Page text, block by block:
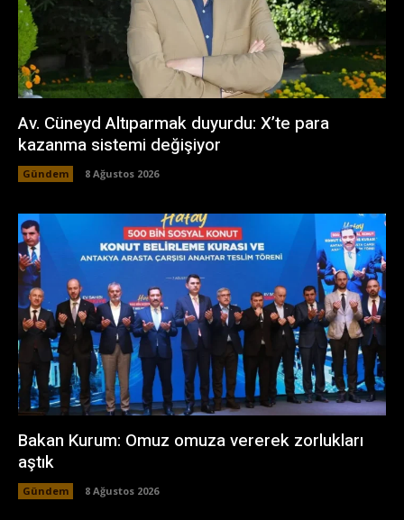
Av. Cüneyd Altıparmak duyurdu: X’te para
kazanma sistemi değişiyor
Gündem 8 Ağustos 2026
Bakan Kurum: Omuz omuza vererek zorlukları
aştık
Gündem 8 Ağustos 2026